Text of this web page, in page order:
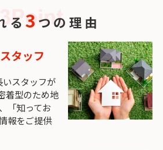
る 3 つの理由
タッフ
いスタッフが
着型のため地
「知ってお
報をご提供